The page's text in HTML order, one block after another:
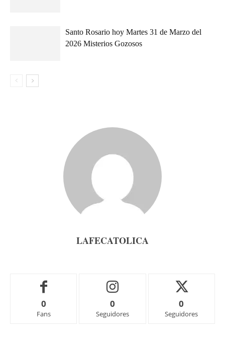
Santo Rosario hoy Martes 31 de Marzo del
2026 Misterios Gozosos
LAFECATOLICA
0
Fans
0
Seguidores
0
Seguidores